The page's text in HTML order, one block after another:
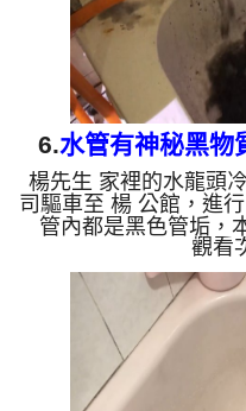
6.水管有神秘黑物
楊先生 家裡的水龍頭
司驅車至 楊 公館，進
管內都是黑色管垢，
機，灌入 檸檬酸 至管
管清洗機 ，啟動 螺旋
水，一開始就洗出黃黑
深，如下圖片影片，四
也變大了!! 如是自來水
泥沙堆積，洗出來的水
化錳，管壁上會結成黑
觀看